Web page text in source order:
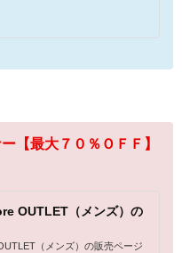
【最大７０％ＯＦＦ】
OUTLET（メンズ）の
（メンズ）の販売ページ